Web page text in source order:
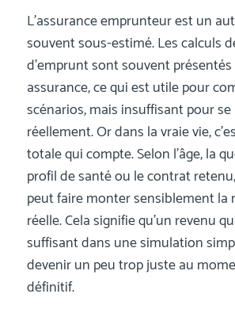
L’assurance emprunteur est un
souvent sous-estimé. Les calculs
d’emprunt sont souvent
assurance, ce qui est utile pour
scénarios, mais insuffisant pour
réellement. Or dans la vraie vie,
totale qui compte. Selon l’âge, la
profil de santé ou le contrat
peut faire monter sensiblement la
réelle. Cela signifie qu’un revenu
suffisant dans une simulation
devenir un peu trop juste au
définitif.